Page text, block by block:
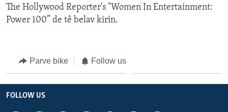
The Hollywood Reporter's "Women In Entertainment:
Power 100” de tê belav kirin.
Parve bike Follow us
FOLLOW US